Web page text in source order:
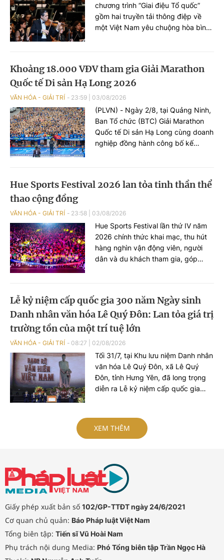
chương trình “Giai điệu Tổ quốc”
gồm hai truyền tải thông điệp về
một Việt Nam yêu chuộng hòa bình,
Khoảng 18.000 VĐV tham gia Giải Marathon
Quốc tế Di sản Hạ Long 2026
VĂN HÓA - GIẢI TRÍ 23:59 03/08/2026
(PLVN) - Ngày 2/8, tại Quảng Ninh,
Ban Tổ chức (BTC) Giải Marathon
Quốc tế Di sản Hạ Long cùng doanh
nghiệp đồng hành công bố kế
Hue Sports Festival 2026 lan tỏa tinh thần thể
thao cộng đồng
VĂN HÓA - GIẢI TRÍ 23:58 03/08/2026
Hue Sports Festival lần thứ IV năm
2026 chính thức khai mạc, thu hút
hàng nghìn vận động viên, người
dân và du khách tham gia, góp
Lễ kỷ niệm cấp quốc gia 300 năm Ngày sinh
Danh nhân văn hóa Lê Quý Đôn: Lan tỏa giá trị
trường tồn của một trí tuệ lớn
VĂN HÓA - GIẢI TRÍ 08:27 02/08/2026
Tối 31/7, tại Khu lưu niệm Danh nhân
văn hóa Lê Quý Đôn, xã Lê Quý
Đôn, tỉnh Hưng Yên, đã long trọng
diễn ra Lễ kỷ niệm cấp quốc gia
nhận Nghị quyết của Unessco cùng
Việt Nam kỷ niệm 300 năm Ngày
thuật đặc biệt "Rạng rỡ văn hiến
Việt Nam".
XEM THÊM
Giấy phép xuất bản số 102/GP-TTĐT ngày 24/6/2021
Cơ quan chủ quản: Báo Pháp luật Việt Nam
Tổng biên tập: Tiến sĩ Vũ Hoài Nam
Phụ trách nội dung Media: Phó Tổng biên tập Trần Ngọc Hà